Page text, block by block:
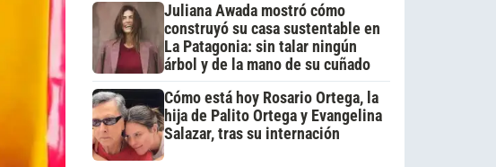
Juliana Awada mostró cómo
construyó su casa sustentable en
La Patagonia: sin talar ningún
árbol y de la mano de su cuñado
Cómo está hoy Rosario Ortega, la
hija de Palito Ortega y Evangelina
Salazar, tras su internación